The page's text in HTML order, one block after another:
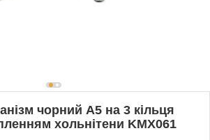
чорний А5 на 3 кільця
хольнітени KMX061